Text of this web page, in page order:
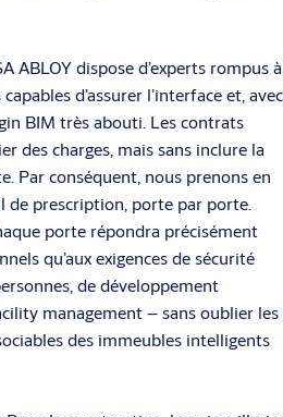
ABLOY dispose d’experts rompus à
d’assurer l’interface et, avec
BIM très abouti. Les contrats
des charges, mais sans inclure la
Par conséquent, nous prenons en
de prescription, porte par porte.
porte répondra précisément
qu’aux exigences de sécurité
de développement
management – sans oublier les
des immeubles intelligents